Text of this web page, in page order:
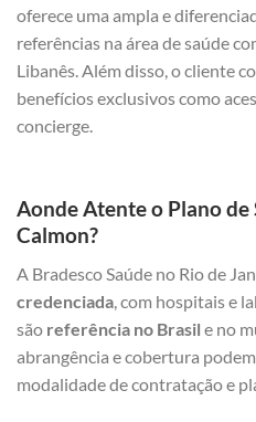
oferece uma ampla e
referências na área de saúde
Libanês. Além disso, o cliente
benefícios exclusivos como
concierge.
Aonde Atente o Plano de
Calmon?
A Bradesco Saúde no Rio de
credenciada , com hospitais e
são referência no Brasil e no
abrangência e cobertura
modalidade de contratação e